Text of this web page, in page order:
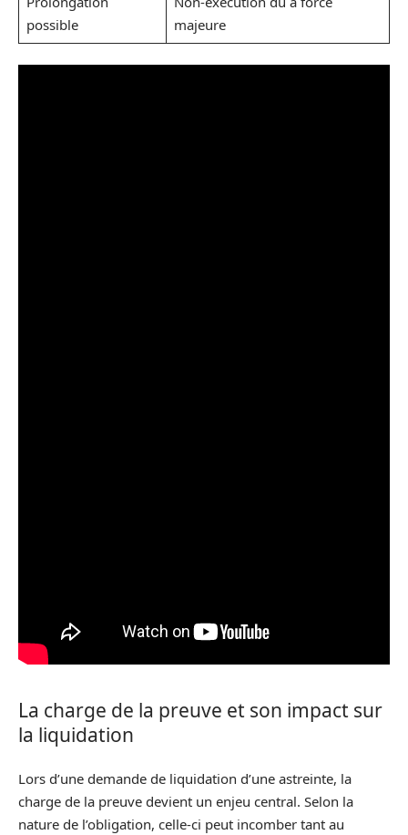
possible
majeure
La charge de la preuve et son impact sur
la liquidation
Lors d’une demande de liquidation d’une astreinte, la
charge de la preuve devient un enjeu central. Selon la
nature de l’obligation, celle-ci peut incomber tant au